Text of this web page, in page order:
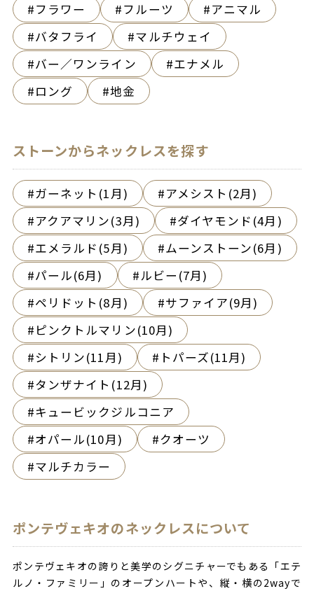
フラワー
フルーツ
アニマル
バタフライ
マルチウェイ
バー／ワンライン
エナメル
ロング
地金
ストーンからネックレスを探す
ガーネット(1月)
アメシスト(2月)
アクアマリン(3月)
ダイヤモンド(4月)
エメラルド(5月)
ムーンストーン(6月)
パール(6月)
ルビー(7月)
ペリドット(8月)
サファイア(9月)
ピンクトルマリン(10月)
シトリン(11月)
トパーズ(11月)
タンザナイト(12月)
キュービックジルコニア
オパール(10月)
クオーツ
マルチカラー
ポンテヴェキオのネックレスについて
ポンテヴェキオの誇りと美学のシグニチャーでもある「エテ
ルノ・ファミリー」のオープンハートや、縦・横の2wayで